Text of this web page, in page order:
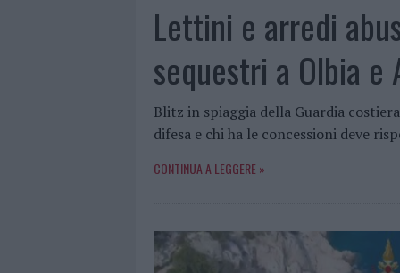
Lettini e arredi
sequestri a Olbia e
Blitz in spiaggia della Guardia
difesa e chi ha le concessioni deve
CONTINUA A LEGGERE »